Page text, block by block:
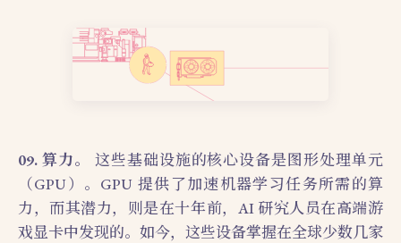
09. 算力。
这些基础设施的核心设备是图形处理单元
（GPU）。GPU 提供了加速机器学习任务所需的算
力，而其潜力，则是在十年前，AI 研究人员在高端游
戏显卡中发现的。如今，这些设备掌握在全球少数几家